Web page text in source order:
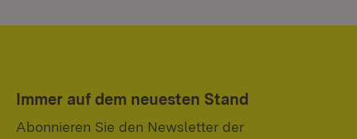
Immer auf dem neuesten Stand
Abonnieren Sie den Newsletter der